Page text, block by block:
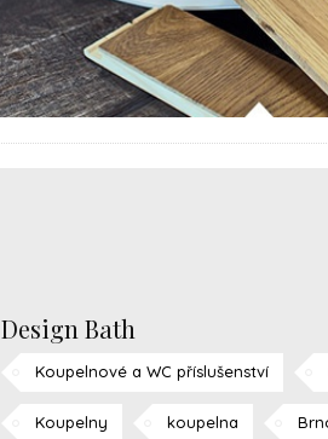
Design Bath
Koupelnové a WC příslušenství
Koupelny koupelna